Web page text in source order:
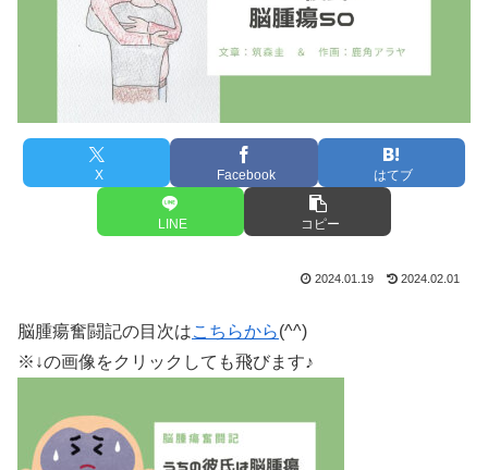
X Facebook はてブ
LINE コピー
2024.01.19 2024.02.01
脳腫瘍奮闘記の目次はこちらから(^^)
※↓の画像をクリックしても飛びます♪